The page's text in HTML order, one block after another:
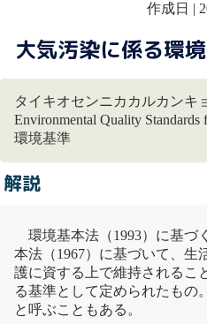
作成日 |
大気汚染に係る環
タイキオセンニカカルカンキ
Environmental Quality
環境基準
解説
環境基本法 （1993）に基
本法 （1967）に基づいて、
護に資する上で維持されるこ
る基準として定められたもの
と呼ぶこともある。